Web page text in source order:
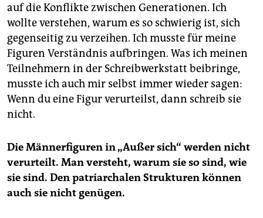
auf die Konflikte zwischen Generationen. Ich
wollte verstehen, warum es so schwierig ist, sich
gegenseitig zu verzeihen. Ich musste für meine
Figuren Verständnis aufbringen. Was ich meinen
Teilnehmern in der Schreibwerkstatt beibringe,
musste ich auch mir selbst immer wieder sagen:
Wenn du eine Figur verurteilst, dann schreib sie
nicht.
Die Männerfiguren in „Außer sich“ werden nicht
verurteilt. Man versteht, warum sie so sind, wie
sie sind. Den patriarchalen Strukturen können
auch sie nicht genügen.